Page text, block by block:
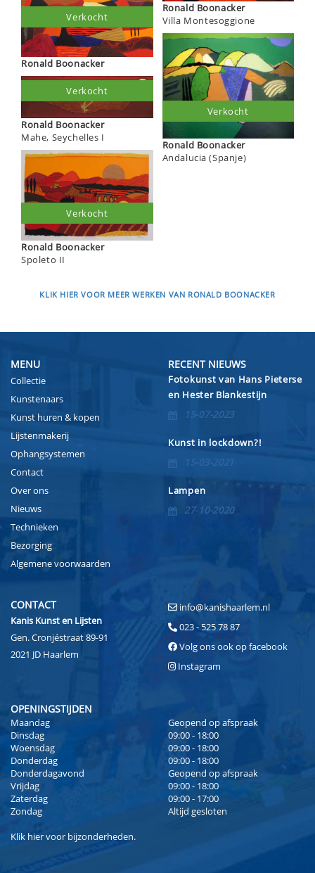
Ronald Boonacker
Verkocht
Ronald Boonacker
Mahe, Seychelles I
Verkocht
Ronald Boonacker
Spoleto II
Verkocht
Ronald Boonacker
Villa Montesoggione
Ronald Boonacker
Andalucia (Spanje)
Verkocht
KLIK HIER VOOR MEER WERKEN VAN RONALD BOONACKER
MENU
Collectie
Kunstenaars
Kunst huren & kopen
Lijstenmakerij
Ophangsystemen
Contact
Over ons
Nieuws
Technieken
Bezorging
Algemene voorwaarden
RECENT NIEUWS
Fotokunst van Hans Pieterse
en Hester Blankestijn
15-07-2023
Kunst in lockdown?!
15-03-2021
Lampen
27-10-2020
CONTACT
Kanis Kunst en Lijsten
Gen. Cronjéstraat 89-91
2021 JD Haarlem
info@kanishaarlem.nl
023 - 525 78 87
Volg ons ook op facebook
Instagram
OPENINGSTIJDEN
Maandag
Geopend op afspraak
Dinsdag
09:00 - 18:00
Woensdag
09:00 - 18:00
Donderdag
09:00 - 18:00
Donderdagavond
Geopend op afspraak
Vrijdag
09:00 - 18:00
Zaterdag
09:00 - 17:00
Zondag
Altijd gesloten
Klik hiervoor bijzonderheden.